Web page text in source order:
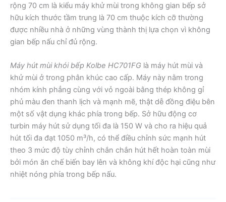
rộng 70 cm là kiểu máy khử mùi trong không gian bếp sở
hữu kích thước tầm trung là 70 cm thuộc kích cỡ thường
được nhiều nhà ở những vùng thành thị lựa chọn vì không
gian bếp nấu chỉ đủ rộng.
Máy hút mùi khói bếp Kolbe HC701FG là máy hút mùi và
khử mùi ở trong phân khúc cao cấp. Máy này nằm trong
nhóm kính phẳng cùng với vỏ ngoài bằng thép không gỉ
phủ màu đen thanh lịch và mạnh mẽ, thật dễ đồng điệu bên
một số vật dụng khác phía trong bếp. Sở hữu động cơ
turbin máy hút sử dụng tối đa là 150 W và cho ra hiệu quả
hút tối đa đạt 1050 m³/h, có thể điều chỉnh sức mạnh hút
theo 3 mức độ tùy chỉnh chắn chắn hút hết hoàn toàn mùi
bởi món ăn chế biến bay lên và không khí độc hại cũng như
nhiệt nóng phía trong bếp nấu.